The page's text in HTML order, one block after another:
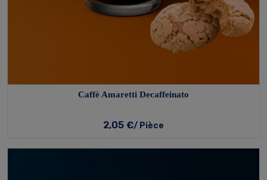
Caffè Amaretti Decaffeinato
2,05 €/ Pièce